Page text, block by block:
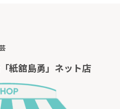
紙舘島勇」ネット店